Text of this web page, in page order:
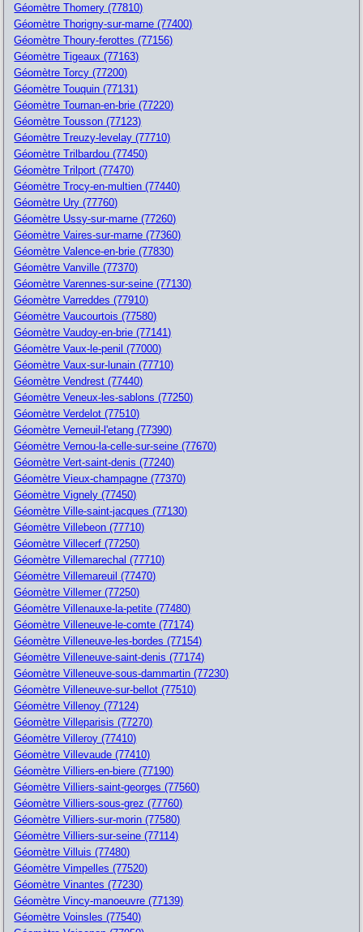
Géomètre Thomery (77810)
Géomètre Thorigny-sur-marne (77400)
Géomètre Thoury-ferottes (77156)
Géomètre Tigeaux (77163)
Géomètre Torcy (77200)
Géomètre Touquin (77131)
Géomètre Tournan-en-brie (77220)
Géomètre Tousson (77123)
Géomètre Treuzy-levelay (77710)
Géomètre Trilbardou (77450)
Géomètre Trilport (77470)
Géomètre Trocy-en-multien (77440)
Géomètre Ury (77760)
Géomètre Ussy-sur-marne (77260)
Géomètre Vaires-sur-marne (77360)
Géomètre Valence-en-brie (77830)
Géomètre Vanville (77370)
Géomètre Varennes-sur-seine (77130)
Géomètre Varreddes (77910)
Géomètre Vaucourtois (77580)
Géomètre Vaudoy-en-brie (77141)
Géomètre Vaux-le-penil (77000)
Géomètre Vaux-sur-lunain (77710)
Géomètre Vendrest (77440)
Géomètre Veneux-les-sablons (77250)
Géomètre Verdelot (77510)
Géomètre Verneuil-l'etang (77390)
Géomètre Vernou-la-celle-sur-seine (77670)
Géomètre Vert-saint-denis (77240)
Géomètre Vieux-champagne (77370)
Géomètre Vignely (77450)
Géomètre Ville-saint-jacques (77130)
Géomètre Villebeon (77710)
Géomètre Villecerf (77250)
Géomètre Villemarechal (77710)
Géomètre Villemareuil (77470)
Géomètre Villemer (77250)
Géomètre Villenauxe-la-petite (77480)
Géomètre Villeneuve-le-comte (77174)
Géomètre Villeneuve-les-bordes (77154)
Géomètre Villeneuve-saint-denis (77174)
Géomètre Villeneuve-sous-dammartin (77230)
Géomètre Villeneuve-sur-bellot (77510)
Géomètre Villenoy (77124)
Géomètre Villeparisis (77270)
Géomètre Villeroy (77410)
Géomètre Villevaude (77410)
Géomètre Villiers-en-biere (77190)
Géomètre Villiers-saint-georges (77560)
Géomètre Villiers-sous-grez (77760)
Géomètre Villiers-sur-morin (77580)
Géomètre Villiers-sur-seine (77114)
Géomètre Villuis (77480)
Géomètre Vimpelles (77520)
Géomètre Vinantes (77230)
Géomètre Vincy-manoeuvre (77139)
Géomètre Voinsles (77540)